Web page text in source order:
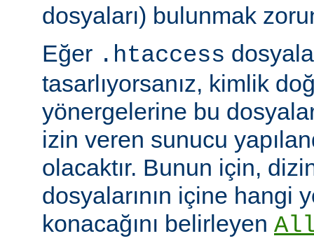
dosyaları) bulunmak
Eğer .htaccess
tasarlıyorsanız, kimlik
yönergelerine bu
izin veren sunucu
olacaktır. Bunun için,
dosyalarının içine hangi
konacağını belirleyen